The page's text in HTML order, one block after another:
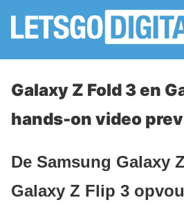
Galaxy Z Fold 3 en
hands-on video
De Samsung Galaxy
Galaxy Z Flip 3